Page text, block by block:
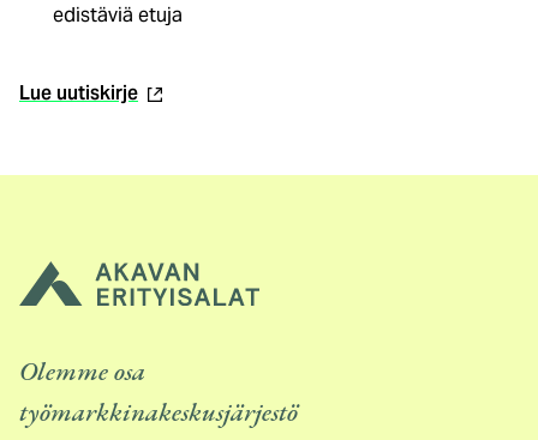
edistäviä etuja
Lue uutiskirje(ulkoinen
Olemme osa
työmarkkinakeskusjärjestö